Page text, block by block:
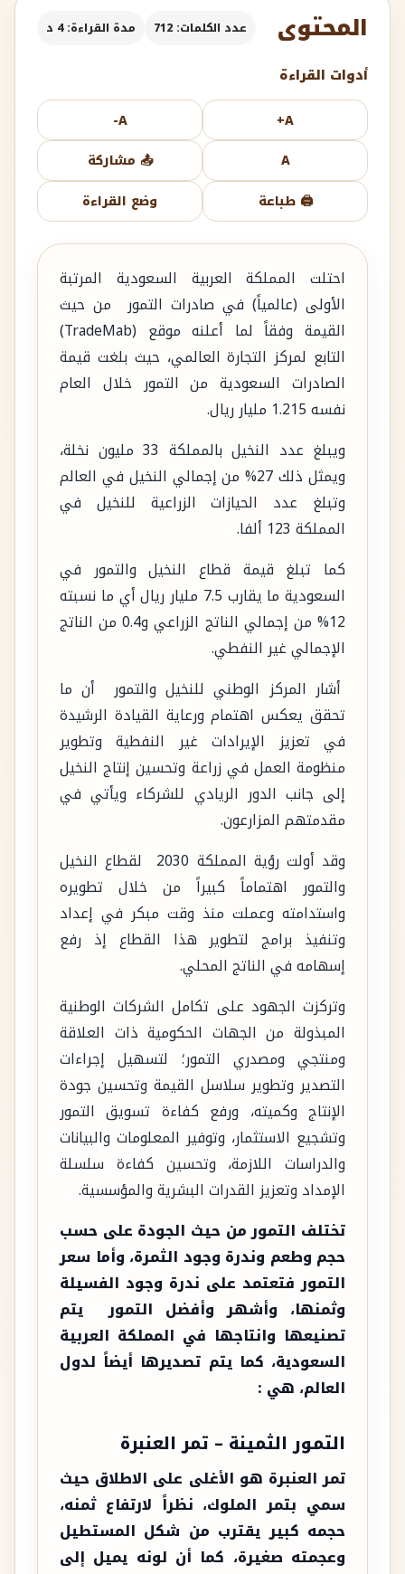
المحتوى عدد الكلمات: 712 مدة القراءة: 4 د
أدوات القراءة
A+
A-
A
📤 مشاركة
🖨️ طباعة
وضع القراءة
احتلت المملكة العربية السعودية المرتبة
الأولى (عالمياً) في صادرات التمور من حيث
القيمة وفقاً لما أعلنه موقع (TradeMab)
التابع لمركز التجارة العالمي، حيث بلغت قيمة
الصادرات السعودية من التمور خلال العام
نفسه 1.215 مليار ريال.
ويبلغ عدد النخيل بالمملكة 33 مليون نخلة،
ويمثل ذلك 27% من إجمالي النخيل في العالم
وتبلغ عدد الحيازات الزراعية للنخيل في
المملكة 123 ألفا.
كما تبلغ قيمة قطاع النخيل والتمور في
السعودية ما يقارب 7.5 مليار ريال أي ما نسبته
12% من إجمالي الناتج الزراعي و0.4 من الناتج
الإجمالي غير النفطي.
أشار المركز الوطني للنخيل والتمور أن ما
تحقق يعكس اهتمام ورعاية القيادة الرشيدة
في تعزيز الإيرادات غير النفطية وتطوير
منظومة العمل في زراعة وتحسين إنتاج النخيل
إلى جانب الدور الريادي للشركاء ويأتي في
مقدمتهم المزارعون.
وقد أولت رؤية المملكة 2030 لقطاع النخيل
والتمور اهتماماً كبيراً من خلال تطويره
واستدامته وعملت منذ وقت مبكر في إعداد
وتنفيذ برامج لتطوير هذا القطاع إذ رفع
إسهامه في الناتج المحلي.
وتركزت الجهود على تكامل الشركات الوطنية
المبذولة من الجهات الحكومية ذات العلاقة
ومنتجي ومصدري التمور؛ لتسهيل إجراءات
التصدير وتطوير سلاسل القيمة وتحسين جودة
الإنتاج وكميته، ورفع كفاءة تسويق التمور
وتشجيع الاستثمار، وتوفير المعلومات والبيانات
والدراسات اللازمة، وتحسين كفاءة سلسلة
الإمداد وتعزيز القدرات البشرية والمؤسسية.
تختلف التمور من حيث الجودة على حسب
حجم وطعم وندرة وجود الثمرة، وأما سعر
التمور فتعتمد على ندرة وجود الفسيلة
وثمنها، وأشهر وأفضل التمور يتم
تصنيعها وانتاجها في المملكة العربية
السعودية، كما يتم تصديرها أيضاً لدول
العالم، هي :
التمور الثمينة – تمر العنبرة
تمر العنبرة هو الأغلى على الاطلاق حيث
سمي بتمر الملوك، نظراً لارتفاع ثمنه،
حجمه كبير يقترب من شكل المستطيل
وعجمته صغيرة، كما أن لونه يميل إلى